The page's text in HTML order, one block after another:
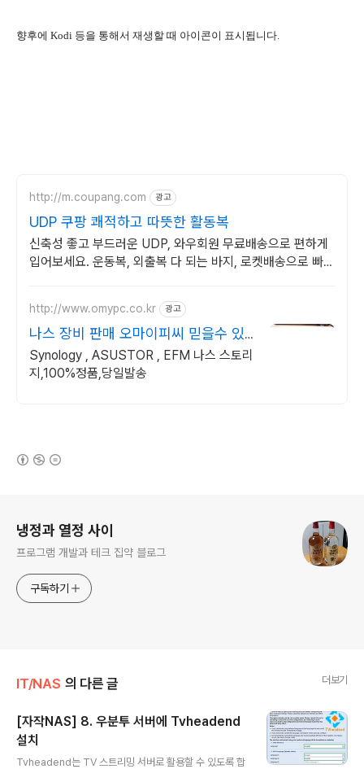
향후에 Kodi 등을 통해서 재생할 때 아이콘이 표시됩니다.
http://m.coupang.com 광고
UDP 쿠팡 쾌적하고 따뜻한 활동복
신축성 좋고 부드러운 UDP, 와우회원 무료배송으로 편하게
입어보세요. 운동복, 외출복 다 되는 바지, 로켓배송으로 빠르
http://www.omypc.co.kr 광고
나스 장비 판매 오마이피씨 믿을수 있
는 24년차 쇼핑몰
Synology , ASUSTOR , EFM 나스 스토리
지,100%정품,당일발송
냉정과 열정 사이
프로그램 개발과 테크 집약 블로그
구독하기
IT/NAS 의 다른 글 더보기
[자작NAS] 8. 우분투 서버에 Tvheadend
설치
Tvheadend는 TV 스트리밍 서버로 활용할 수 있도록 합